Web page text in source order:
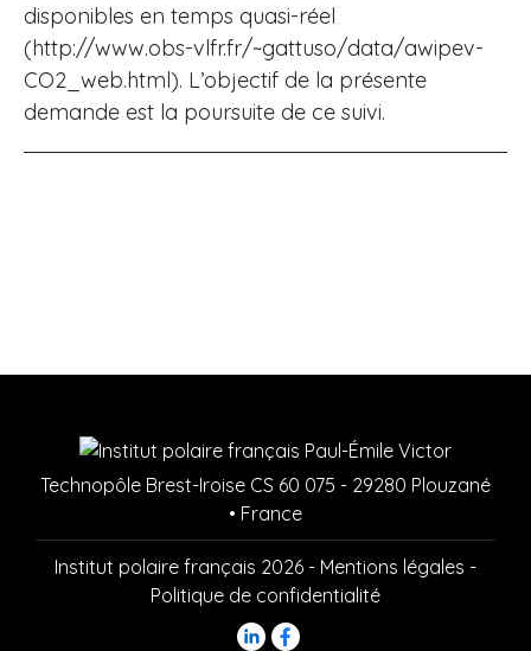
disponibles en temps quasi-réel
(http://www.obs-vlfr.fr/~gattuso/data/awipev-
CO2_web.html). L’objectif de la présente
demande est la poursuite de ce suivi.
Technopôle Brest-Iroise CS 60 075 - 29280 Plouzané
• France
Institut polaire français 2026 - Mentions légales -
Politique de confidentialité